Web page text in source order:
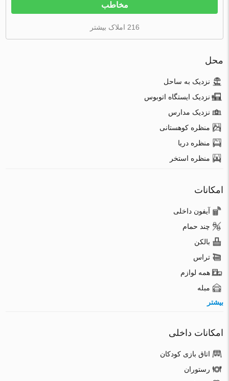
مخاطب
216 املاک بیشتر
محل
نزدیک به ساحل
نزدیک ایستگاه اتوبوس
نزدیک مدارس
منظره کوهستانی
منظره دریا
منظره استخر
امکانات
آیفون داخلی
چند حمام
بالکن
تراس
همه لوازم
مبله
بیشتر
امکانات داخلی
اتاق بازی کودکان
رستوران